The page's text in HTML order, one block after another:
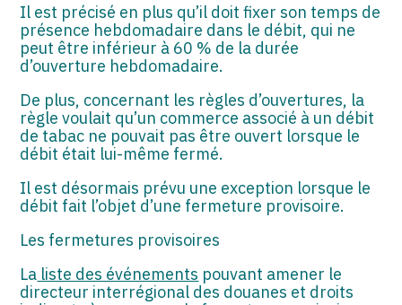
Il est précisé en plus qu’il doit fixer son temps de
présence hebdomadaire dans le débit, qui ne
peut être inférieur à 60 % de la durée
d’ouverture hebdomadaire.
De plus, concernant les règles d’ouvertures, la
règle voulait qu’un commerce associé à un débit
de tabac ne pouvait pas être ouvert lorsque le
débit était lui-même fermé.
Il est désormais prévu une exception lorsque le
débit fait l’objet d’une fermeture provisoire.
Les fermetures provisoires
La liste des événements pouvant amener le
directeur interrégional des douanes et droits